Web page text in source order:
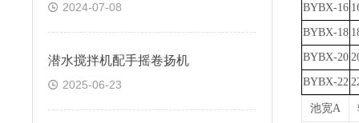
2024-07-08
潜水搅拌机配手摇卷扬机
2025-06-23
BYBX-16
BYBX-18
BYBX-20
BYBX-22
池宽A